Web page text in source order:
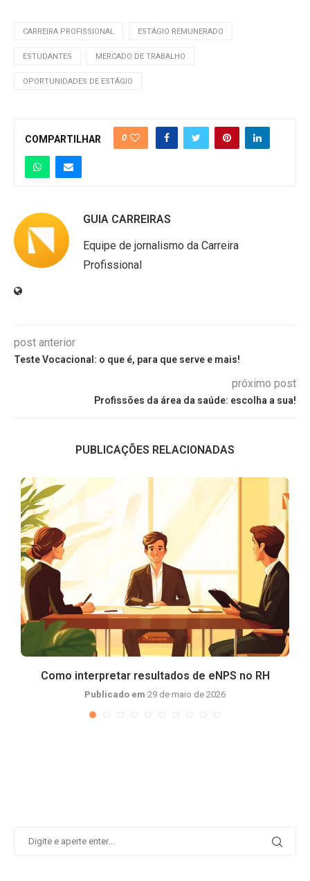
CARREIRA PROFISSIONAL ESTÁGIO REMUNERADO
ESTUDANTES MERCADO DE TRABALHO
OPORTUNIDADES DE ESTÁGIO
COMPARTILHAR 0
GUIA CARREIRAS
Equipe de jornalismo da Carreira
Profissional
post anterior
Teste Vocacional: o que é, para que serve e mais!
próximo post
Profissões da área da saúde: escolha a sua!
PUBLICAÇÕES RELACIONADAS
Como interpretar resultados de eNPS no RH
Publicado em 29 de maio de 2026